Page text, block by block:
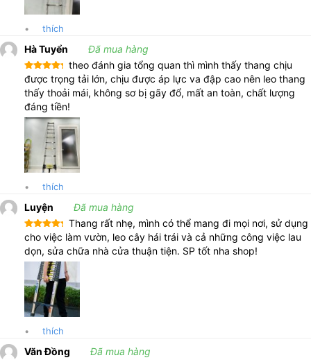
• thích
Hà Tuyển Đã mua hàng
Được xếp
hạng5 5
sao
theo đánh gia tổng quan thì mình thấy thang chịu
được trọng tải lớn, chịu được áp lực va đập cao nên leo thang
thấy thoải mái, không sơ bị gãy đổ, mất an toàn, chất lượng
đáng tiền!
• thích
Luyện Đã mua hàng
Được xếp
hạng 5 5
sao
Thang rất nhẹ, mình có thể mang đi mọi nơi, sử dụng
cho việc làm vườn, leo cây hái trái và cả những công việc lau
dọn, sửa chữa nhà cửa thuận tiện. SP tốt nha shop!
• thích
Văn Đồng Đã mua hàng